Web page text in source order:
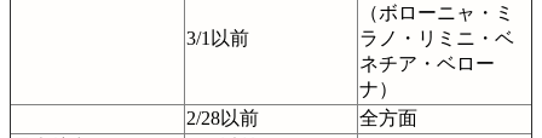
3/1以前
（ボローニャ・ミ
ラノ・リミニ・ベ
ネチア・ベロー
ナ）
2/28以前
全方面